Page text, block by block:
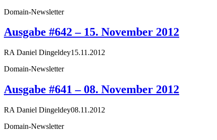
Domain-Newsletter
Ausgabe #642 – 15. November 2012
RA Daniel Dingeldey15.11.2012
Domain-Newsletter
Ausgabe #641 – 08. November 2012
RA Daniel Dingeldey08.11.2012
Domain-Newsletter